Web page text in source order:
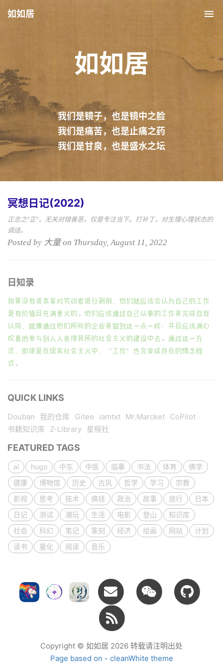
如如居
如如居
我们是镜子，也是镜中之脸
我们是痛苦，也是止痛之药
我们是甘泉，也是盛水之坛
冥想日记(2022)
正念之"正"，无关对错善恶，仅是专注当下。打补丁，对生理心理状态的
调适。
Posted by 大童 on Thursday, August 11, 2022
日知录
如果没有资本家对劳动者进行剥削，他们就应该会认为自己的工作
是有价值且充满意义的。他们应该通过自己从事的工作来完成自我
认同，就像通过他们所处的企业来做到这一点一样；并且应该满心
欢喜地参与到人人各得其所的社会主义的建设中去。通过这一方
式，即使是在现实社会主义中，“工作”也会变成存在的情念程
式。
QUICK LINKS
Douban 我的仓库 Gitee iamtxt Mr.Marcket CoPilot
书籍知识库
Z-Library 星程社
FEATURED TAGS
ai hugo 中东 中医 临摹 书法 体育
佛学
健康
博物馆 历史 古风 哲学 学习
宗教
影视
思考 技术 搞钱 政治 故事 旅行
日本
日记
测试 潮玩 生活 电影 登山
知识库
社会
科幻 笔记 篆刻 经济 绘画 网站
计划
读书
量化 阅读 音乐
Copyright © 如如居 2026 转载请注明出处
Page based on - cleanWhite theme